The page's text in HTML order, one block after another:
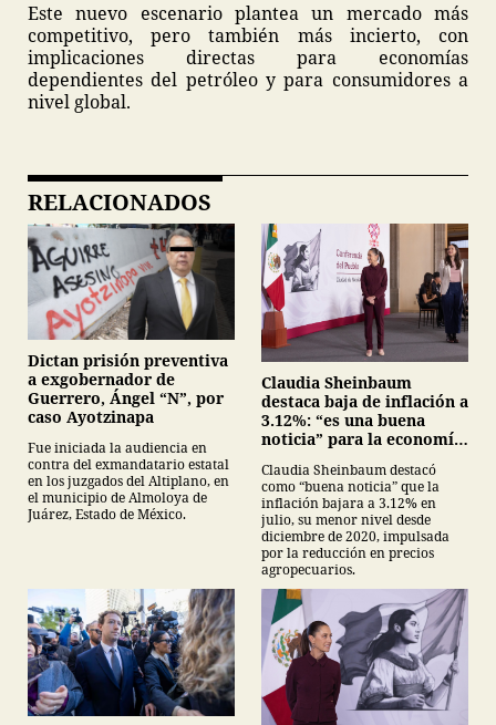
Este nuevo escenario plantea un mercado más
competitivo, pero también más incierto, con
implicaciones directas para economías
dependientes del petróleo y para consumidores a
nivel global.
RELACIONADOS
Dictan prisión preventiva
a exgobernador de
Guerrero, Ángel “N”, por
caso Ayotzinapa
Fue iniciada la audiencia en
contra del exmandatario estatal
en los juzgados del Altiplano, en
el municipio de Almoloya de
Juárez, Estado de México.
Claudia Sheinbaum
destaca baja de inflación a
3.12%: “es una buena
noticia” para la economía
Claudia Sheinbaum destacó
como “buena noticia” que la
inflación bajara a 3.12% en
julio, su menor nivel desde
diciembre de 2020, impulsada
por la reducción en precios
agropecuarios.